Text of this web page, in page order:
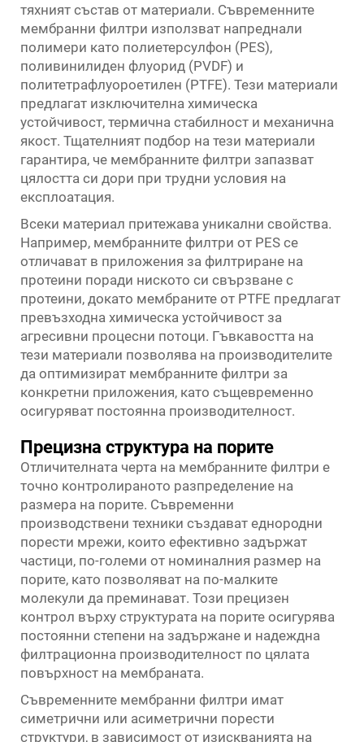
тяхният състав от материали. Съвременните
мембранни филтри използват напреднали
полимери като полиетерсулфон (PES),
поливинилиден флуорид (PVDF) и
политетрафлуороетилен (PTFE). Тези материали
предлагат изключителна химическа
устойчивост, термична стабилност и механична
якост. Тщателният подбор на тези материали
гарантира, че мембранните филтри запазват
цялостта си дори при трудни условия на
експлоатация.
Всеки материал притежава уникални свойства.
Например, мембранните филтри от PES се
отличават в приложения за филтриране на
протеини поради ниското си свързване с
протеини, докато мембраните от PTFE предлагат
превъзходна химическа устойчивост за
агресивни процесни потоци. Гъвкавостта на
тези материали позволява на производителите
да оптимизират мембранните филтри за
конкретни приложения, като същевременно
осигуряват постоянна производителност.
Прецизна структура на порите
Отличителната черта на мембранните филтри е
точно контролираното разпределение на
размера на порите. Съвременни
производствени техники създават еднородни
порести мрежи, които ефективно задържат
частици, по-големи от номиналния размер на
порите, като позволяват на по-малките
молекули да преминават. Този прецизен
контрол върху структурата на порите осигурява
постоянни степени на задържане и надеждна
филтрационна производителност по цялата
повърхност на мембраната.
Съвременните мембранни филтри имат
симетрични или асиметрични порести
структури, в зависимост от изискванията на